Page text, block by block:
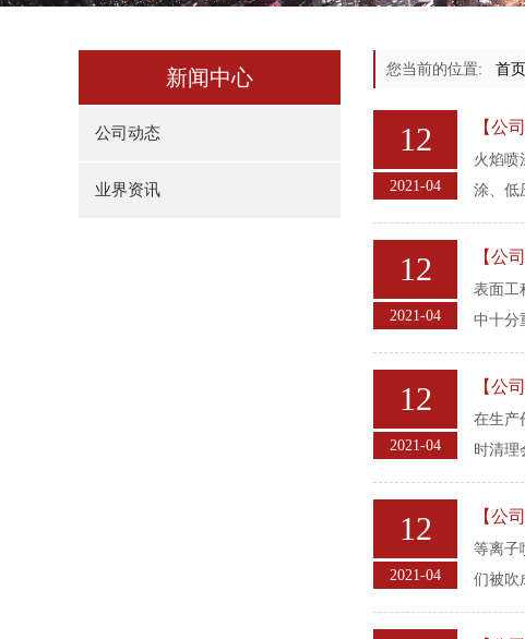
新闻中心
公司动态
业界资讯
您当前的位置: 首页
12
2021-04
【公
火焰喷
涂、低
12
2021-04
【公
表面工
中十分
12
2021-04
【公
在生产
时清理
12
2021-04
【公
等离子
们被吹